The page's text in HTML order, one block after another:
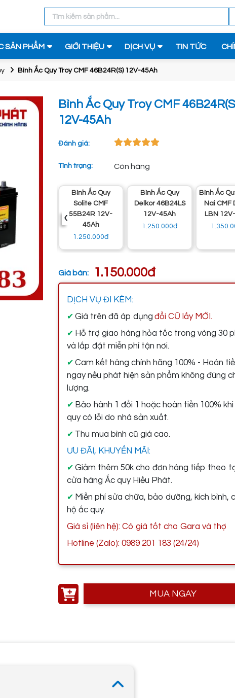
SẢN PHẨM GIỚI THIỆU DỊCH VỤ TIN TỨC
Bình Ắc Quy Troy CMF 46B24R(S) 12V-45Ah
Bình Ắc Quy Troy CMF
12V-45Ah
Đánh giá:
Tình trạng: Còn hàng
Quy
SMF
S6L(S)
45Ah
Bình Ắc Quy
Solite CMF
55B24R 12V-
45Ah
1.250.000đ
Bình Ắc Quy
Delkor 46B24LS
12V-45Ah
1.250.000đ
Bình Ắc Quy
Nai CMF DIN45
LBN 12V-45Ah
1.350.000đ
‹
Giá bán: 1.150.000đ
DỊCH VỤ ĐI KÈM:
✔ Giá trên đã áp dụng đổi CŨ lấy MỚI.
✔ Hỗ trợ giao hàng hỏa tốc trong vòng 30
và lắp đặt miễn phí tận nơi.
✔ Cam kết hàng chính hãng 100% - Hoàn
ngay nếu phát hiện sản phẩm không đúng
lượng.
✔ Bảo hành 1 đổi 1 hoặc hoàn tiền 100%
quy có lỗi do nhà sản xuất.
✔ Thu mua bình cũ giá cao.
ƯU ĐÃI, KHUYẾN MÃI:
✔ Giảm thêm 50k cho đơn hàng tiếp theo
cửa hàng Ắc quy Hiếu Phát.
✔ Miễn phí sửa chữa, bảo dưỡng, kích bình,
hộ ắc quy.
Giá sỉ (liên hệ): Có giá tốt cho Gara và thợ
Hotline (Zalo): 0989 201 183 (24/24)
MUA NGAY